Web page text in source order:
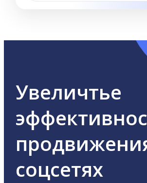
Увеличтье
соцсетях